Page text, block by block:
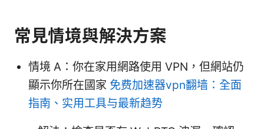
常見情境與解決方案
情境 A：你在家用網路使用 VPN，但網站仍
顯示你所在國家 免费加速器vpn翻墙：全面
指南、实用工具与最新趋势